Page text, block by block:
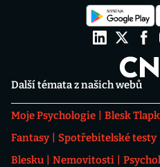
Další témata z našich webů
Moje Psychologie Blesk
Fantasy
Spotřebitelské testy
Blesku
Nemovitosti